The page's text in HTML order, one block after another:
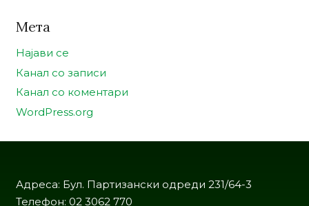
Мета
Најави се
Канал со записи
Канал со коментари
WordPress.org
Адреса: Бул. Партизански одреди 231/64-3
Телефон: 02 3062 770